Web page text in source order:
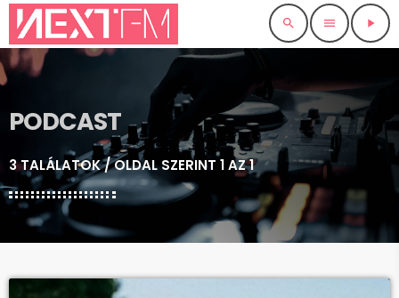
search menu play_arrow
PODCAST
3 TALÁLATOK / OLDAL SZERINT 1 AZ 1